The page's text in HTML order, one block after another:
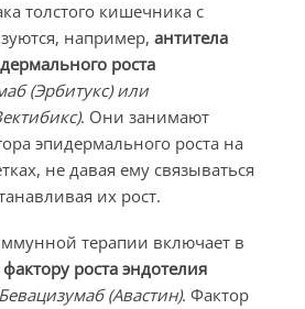
толстого кишечника с
например, антитела
роста
(Эрбитукс) или
. Они занимают
эпидермального роста на
не давая ему связываться
их рост.
терапии включает в
роста эндотелия
Бевацизумаб (Авастин). Фактор